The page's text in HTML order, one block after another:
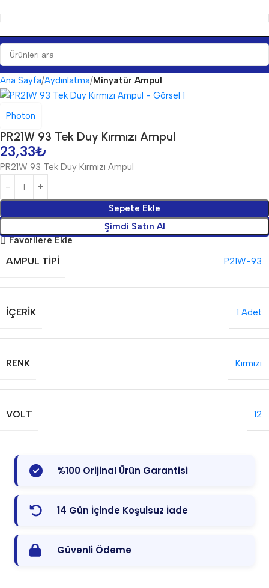
Ana Sayfa Aydınlatma Minyatür Ampul
Photon
PR21W 93 Tek Duy Kırmızı Ampul
23,33₺
PR21W 93 Tek Duy Kırmızı Ampul
Sepete Ekle
Şimdi Satın Al
Favorilere Ekle
AMPUL TIPI P21W-93
İÇERIK 1 Adet
RENK Kırmızı
VOLT 12
%100 Orijinal Ürün Garantisi
14 Gün İçinde Koşulsuz İade
Güvenli Ödeme